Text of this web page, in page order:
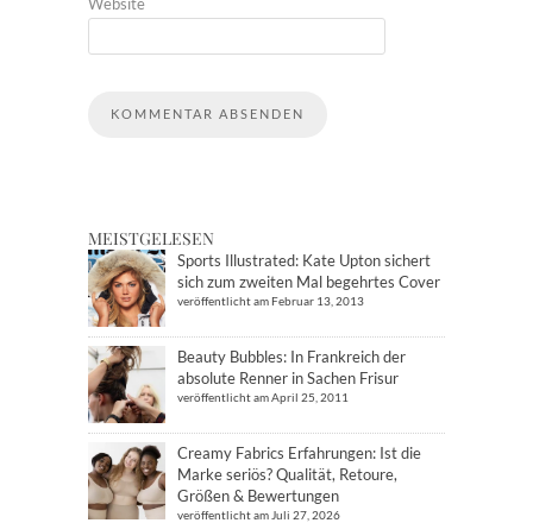
MEISTGELESEN
Sports Illustrated: Kate Upton sichert
sich zum zweiten Mal begehrtes Cover
veröffentlicht am Februar 13, 2013
Beauty Bubbles: In Frankreich der
absolute Renner in Sachen Frisur
veröffentlicht am April 25, 2011
Creamy Fabrics Erfahrungen: Ist die
Marke seriös? Qualität, Retoure,
Größen & Bewertungen
veröffentlicht am Juli 27, 2026